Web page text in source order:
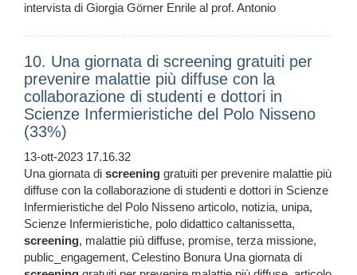
intervista di Giorgia Görner Enrile al prof. Antonio
10. Una giornata di screening gratuiti per
prevenire malattie più diffuse con la
collaborazione di studenti e dottori in
Scienze Infermieristiche del Polo Nisseno
(33%)
13-ott-2023 17.16.32
Una giornata di screening gratuiti per prevenire malattie più
diffuse con la collaborazione di studenti e dottori in Scienze
Infermieristiche del Polo Nisseno articolo, notizia, unipa,
Scienze Infermieristiche, polo didattico caltanissetta,
screening, malattie più diffuse, promise, terza missione,
public_engagement, Celestino Bonura Una giornata di